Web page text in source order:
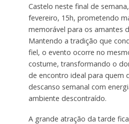
Castelo neste final de
fevereiro, 15h, prometendo
memorável para os amantes
Mantendo a tradição que
fiel, o evento ocorre no
costume, transformando o
de encontro ideal para quem
descanso semanal com
ambiente descontraído.
A grande atração da tarde